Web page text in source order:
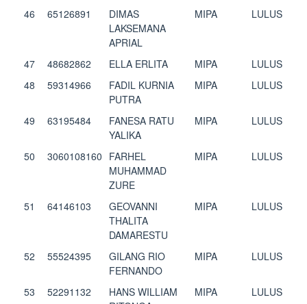
46 65126891
DIMAS
LAKSEMANA
APRIAL
MIPA LULUS
47 48682862 ELLA ERLITA MIPA
LULUS
48
59314966
FADIL KURNIA
PUTRA
MIPA LULUS
49 63195484
FANESA RATU
YALIKA
MIPA LULUS
50 3060108160 FARHEL
MUHAMMAD
ZURE
MIPA LULUS
51 64146103
GEOVANNI
THALITA
DAMARESTU
MIPA LULUS
52 55524395
GILANG RIO
FERNANDO
MIPA LULUS
53 52291132
HANS WILLIAM
MIPA LULUS